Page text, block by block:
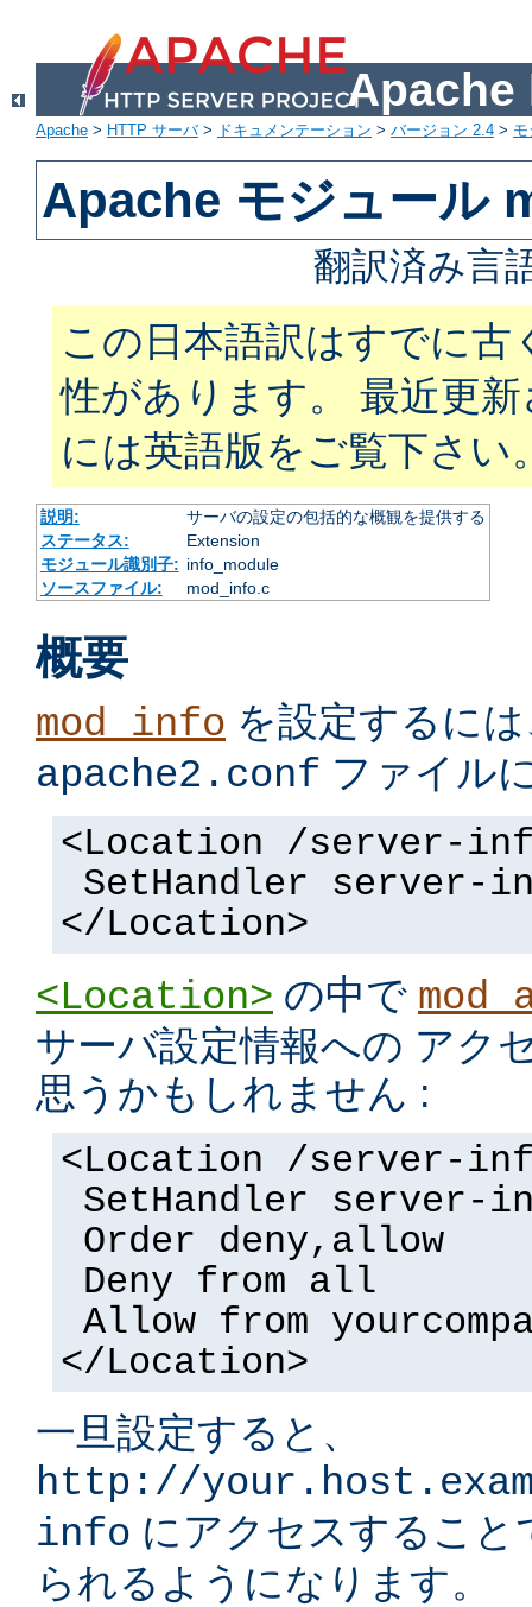
Apache
Apache > HTTP サーバ> ドキュメンテーション > バージョン 2.4 >
Apache モジュール
翻訳済み言
この日本語訳はすでに古
性があります。 最近更
には英語版をご覧下さい
説明:
サーバの設定の包括的な概観を提供する
ステータス:
Extension
モジュール識別子: info_module
ソースファイル:
mod_info.c
概要
mod_info を設定するに
apache2.conf ファイル
<Location /server-
SetHandler server-
</Location>
<Location> の中で
サーバ設定情報への アク
思うかもしれません :
<Location /server-
SetHandler server-
Order deny,allow
Deny from all
Allow from
</Location>
一旦設定すると、
http://
info にアクセスすること
られるようになります。